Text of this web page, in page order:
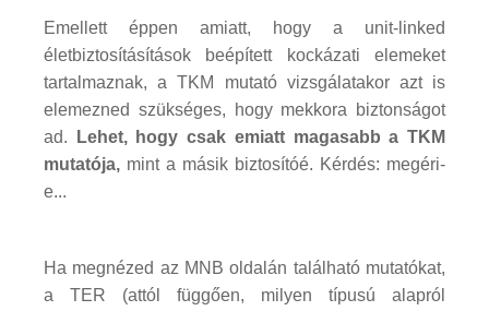
Emellett éppen amiatt, hogy a unit-linked
életbiztosításítások beépített kockázati elemeket
tartalmaznak, a TKM mutató vizsgálatakor azt is
elemezned szükséges, hogy mekkora biztonságot
ad.
Lehet, hogy csak emiatt magasabb a TKM
mutatója, mint a másik biztosítóé. Kérdés: megéri-
e...
Ha megnézed az MNB oldalán található mutatókat,
a TER (attól függően, milyen típusú alapról